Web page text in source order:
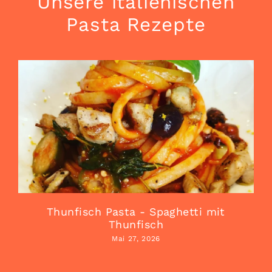
Pasta Rezepte
Thunfisch Pasta - Spaghetti mit
Thunfisch
Mai 27, 2026